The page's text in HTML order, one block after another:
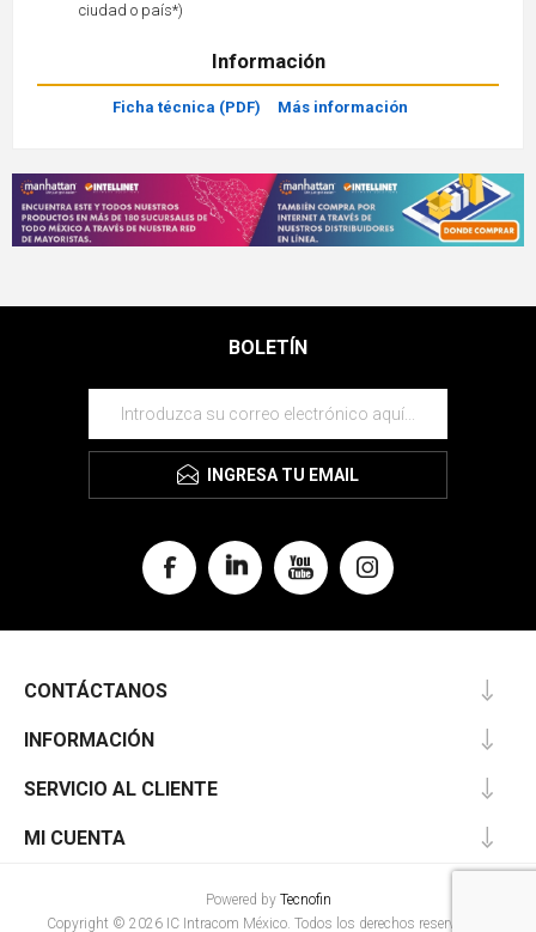
ciudad o país*)
Información
Ficha técnica (PDF) Más información
BOLETÍN
INGRESA TU EMAIL
CONTÁCTANOS
INFORMACIÓN
SERVICIO AL CLIENTE
MI CUENTA
Powered by Tecnofin
Copyright © 2026 IC Intracom México. Todos los derechos reservados.